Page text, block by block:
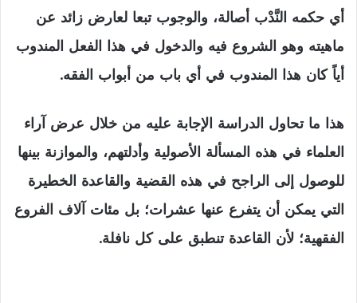
أي حكمه النَّدْب أصالة، والوجوب تبعا لعارض زائد عن
ماهيته وهو الشروع فيه والدخول في هذا الفعل المندوب
أياً كان هذا المندوب في أي باب من أبواب الفقه.
هذا ما تحاول الدراسة الإجابة عليه من خلال عرض آراء
العلماء في هذه المسألة الأصولية وأدلتهم، والموازنة بينها
للوصول إلى الراجح في هذه القضية والقاعدة الخطيرة
التي يمكن أن يتفرع عنها عشرات؛ بل مئات آلاف الفروع
الفقهية؛ لأن القاعدة تنطبق على كل نافلة.